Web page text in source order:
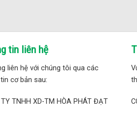
tin liên hệ
liên hệ với chúng tôi qua các
cơ bản sau:
TY TNHH XD-TM HÒA PHÁT ĐẠT